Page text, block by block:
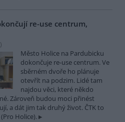
re-use centrum,
)
Město Holice na Pardubicku
dokončuje re-use centrum. Ve
sběrném dvoře ho plánuje
otevřít na podzim. Lidé tam
najdou věci, které někdo
Zároveň budou moci přinést
a dát jim tak druhý život. ČTK to
Holice).